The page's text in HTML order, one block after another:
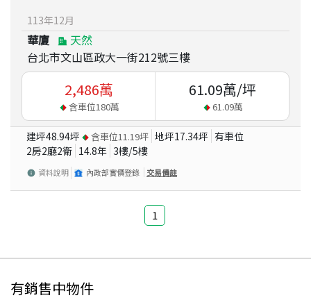
113年12月
華廈
天然
台北市文山區政大一街212號三樓
2,486萬
含車位180萬
61.09萬/坪
61.09萬
建坪48.94坪 含車位11.19坪 地坪17.34坪 有車位
2房2廳2衛 14.8年 3樓/5樓
資料說明 內政部實價登錄 交易備註
1
有銷售中物件